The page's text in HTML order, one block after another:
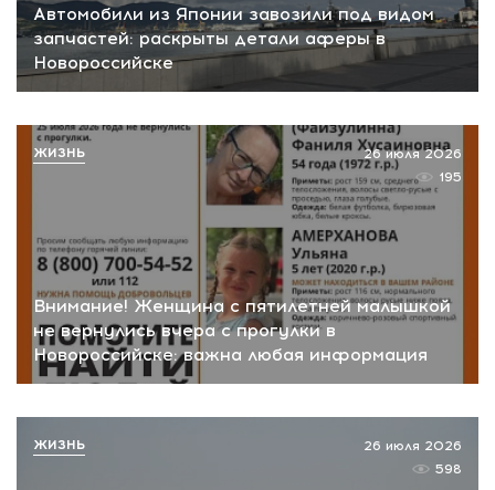
Автомобили из Японии завозили под видом
запчастей: раскрыты детали аферы в
Новороссийске
Внимание! Женщина с пятилетней малышкой
не вернулись вчера с прогулки в
Новороссийске: важна любая информация
26 июля 2026
195
ЖИЗНЬ
26 июля 2026
598
ЖИЗНЬ